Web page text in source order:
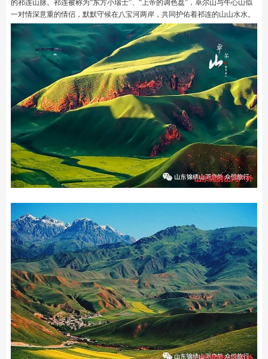
的祁连山脉。祁连被称为“东方小瑞士”、“上帝的调色盘”，卓尔山与牛心山似
一对情深意重的情侣，默默守候在八宝河两岸，共同护佑着祁连的山山水水。